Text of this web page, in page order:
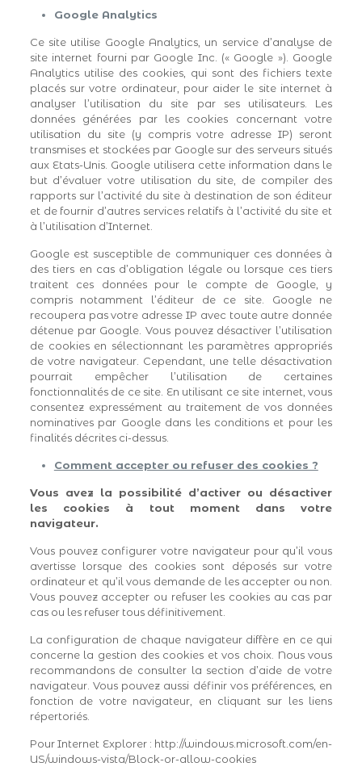
Google Analytics
Ce site utilise Google Analytics, un service d’analyse de
site internet fourni par Google Inc. (« Google »). Google
Analytics utilise des cookies, qui sont des fichiers texte
placés sur votre ordinateur, pour aider le site internet à
analyser l’utilisation du site par ses utilisateurs. Les
données générées par les cookies concernant votre
utilisation du site (y compris votre adresse IP) seront
transmises et stockées par Google sur des serveurs situés
aux Etats-Unis. Google utilisera cette information dans le
but d’évaluer votre utilisation du site, de compiler des
rapports sur l’activité du site à destination de son éditeur
et de fournir d’autres services relatifs à l’activité du site et
à l’utilisation d’Internet.
Google est susceptible de communiquer ces données à
des tiers en cas d’obligation légale ou lorsque ces tiers
traitent ces données pour le compte de Google, y
compris notamment l’éditeur de ce site. Google ne
recoupera pas votre adresse IP avec toute autre donnée
détenue par Google. Vous pouvez désactiver l’utilisation
de cookies en sélectionnant les paramètres appropriés
de votre navigateur. Cependant, une telle désactivation
pourrait empêcher l’utilisation de certaines
fonctionnalités de ce site. En utilisant ce site internet, vous
consentez expressément au traitement de vos données
nominatives par Google dans les conditions et pour les
finalités décrites ci-dessus.
Comment accepter ou refuser des cookies ?
Vous avez la possibilité d’activer ou désactiver
les cookies à tout moment dans votre
navigateur.
Vous pouvez configurer votre navigateur pour qu’il vous
avertisse lorsque des cookies sont déposés sur votre
ordinateur et qu’il vous demande de les accepter ou non.
Vous pouvez accepter ou refuser les cookies au cas par
cas ou les refuser tous définitivement.
La configuration de chaque navigateur diffère en ce qui
concerne la gestion des cookies et vos choix. Nous vous
recommandons de consulter la section d’aide de votre
navigateur. Vous pouvez aussi définir vos préférences, en
fonction de votre navigateur, en cliquant sur les liens
répertoriés.
Pour Internet Explorer : http://windows.microsoft.com/en-
US/windows-vista/Block-or-allow-cookies